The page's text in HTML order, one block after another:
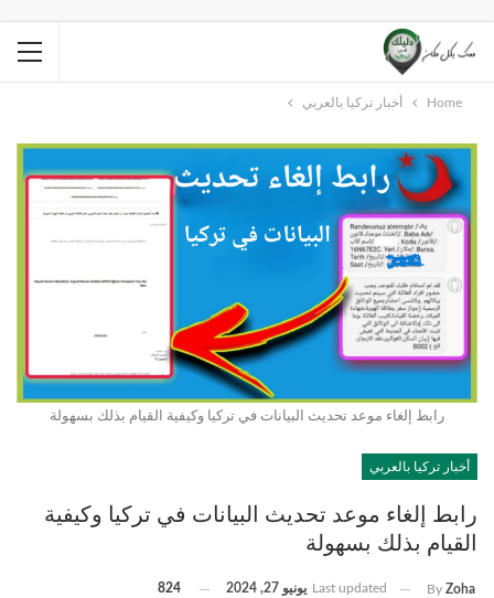
Home أخبار تركيا بالعربي
رابط إلغاء موعد تحديث البيانات في تركيا وكيفية القيام بذلك بسهولة
أخبار تركيا بالعربي
رابط إلغاء موعد تحديث البيانات في تركيا وكيفية
القيام بذلك بسهولة
By Zoha
Last updated يونيو 27, 2024